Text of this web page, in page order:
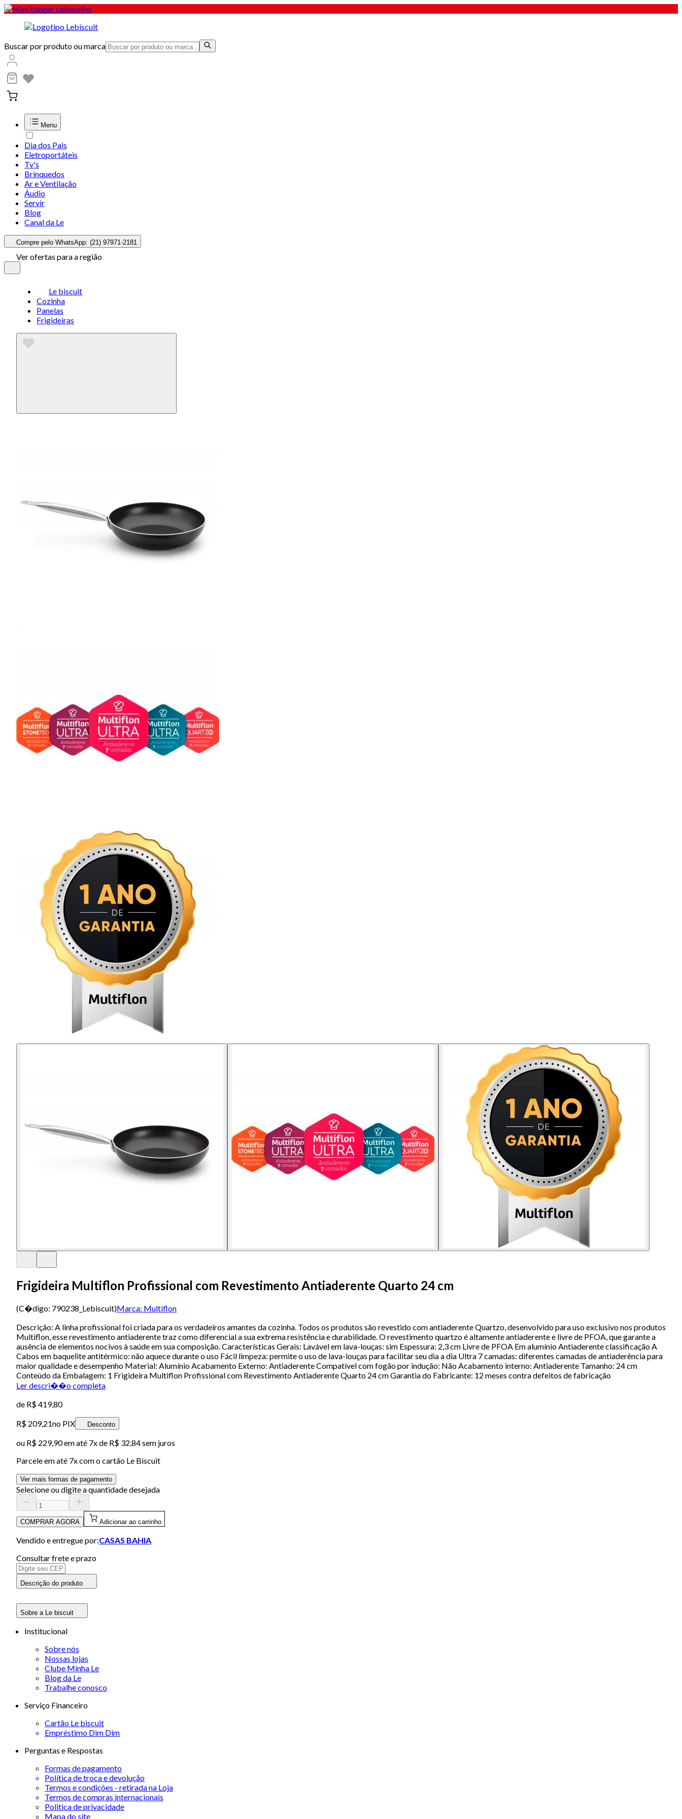
Buscar por produto ou marca
Menu
Dia dos Pais
Eletroportáteis
Tv's
Brinquedos
Ar e Ventilação
Áudio
Servir
Blog
Canal da Le
Compre pelo WhatsApp: (21) 97971-2181
Ver ofertas para a região
Le biscuit
Cozinha
Panelas
Frigideiras
Frigideira Multiflon Profissional com Revestimento Antiaderente Quarto 24 cm
(C�digo: 790238_Lebiscuit)Marca: Multiflon
Descrição: A linha profissional foi criada para os verdadeiros amantes da cozinha. Todos os produtos são revestido com antiaderente Quartzo, desenvolvido para uso exclusivo nos produtos
Multiflon, esse revestimento antiaderente traz como diferencial a sua extrema resistência e durabilidade. O revestimento quartzo é altamente antiaderente e livre de PFOA, que garante a
ausência de elementos nocivos à saúde em sua composição. Características Gerais: Lavável em lava-louças: sim Espessura: 2,3 cm Livre de PFOA Em alumínio Antiaderente classificação A
Cabos em baquelite antitérmico: não aquece durante o uso Fácil limpeza: permite o uso de lava-louças para facilitar seu dia a dia Ultra 7 camadas: diferentes camadas de antiaderência para
maior qualidade e desempenho Material: Alumínio Acabamento Externo: Antiaderente Compatível com fogão por indução: Não Acabamento interno: Antiaderente Tamanho: 24 cm
Conteúdo da Embalagem: 1 Frigideira Multiflon Profissional com Revestimento Antiaderente Quarto 24 cm Garantia do Fabricante: 12 meses contra defeitos de fabricação
Ler descri��o completa
de R$ 419,80
R$ 209,21no PIX Desconto
ou R$ 229,90em até 7x de R$ 32,84 sem juros
Parcele em até 7x com o cartão Le Biscuit
Ver mais formas de pagamento
Selecione ou digite a quantidade desejada
COMPRAR AGORA Adicionar ao carrinho
Vendido e entregue por:CASAS BAHIA
Consultar frete e prazo
Descrição do produto
Sobre a Le biscuit
Institucional
Sobre nós
Nossas lojas
Clube Minha Le
Blog da Le
Trabalhe conosco
Serviço Financeiro
Cartão Le biscuit
Empréstimo Dim Dim
Perguntas e Respostas
Formas de pagamento
Política de troca e devolução
Termos e condições - retirada na Loja
Termos de compras internacionais
Politica de privacidade
Mapa do site